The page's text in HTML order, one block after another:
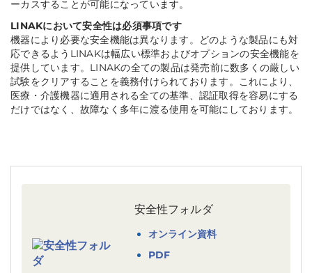
ーカスすることが可能になっています。
LINAKにおいて安全性は必須事項です
機器により必要な安全機能は異なります。どのような製品にも対
応できるようLINAKは幅広い標準およびオプションの安全機能を
提供しています。LINAKの全ての製品は発売前に数多くの厳しい
試験をクリアすることを義務付けられております。これにより、
医療・介護機器に適用される全ての基準、認証取得を容易にする
だけではなく、故障なく多年に渡る使用を可能にしております。
安全性フォルダ
オンライン資料
PDF